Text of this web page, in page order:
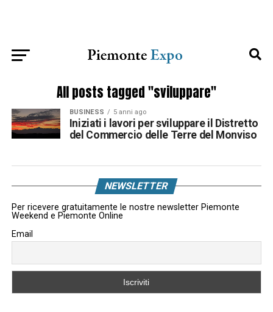
All posts tagged "sviluppare"
BUSINESS 5 anni ago
Iniziati i lavori per sviluppare il Distretto
del Commercio delle Terre del Monviso
NEWSLETTER
Per ricevere gratuitamente le nostre newsletter Piemonte
Weekend e Piemonte Online
Email